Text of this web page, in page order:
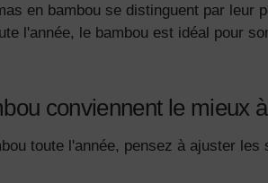
en bambou se distinguent par leur
l'année, le bambou est idéal pour
conviennent le mieux
toute l'année, pensez à ajuster